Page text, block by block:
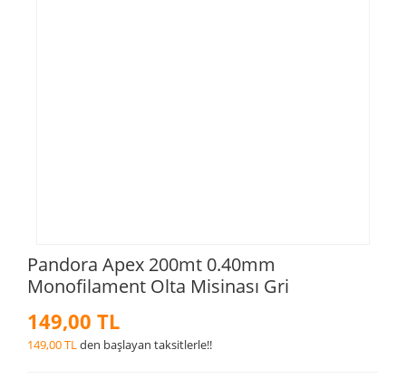
Pandora Apex 200mt 0.40mm
Monofilament Olta Misinası Gri
149,00 TL
149,00 TLden başlayan taksitlerle!!